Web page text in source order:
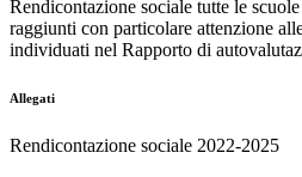
Rendicontazione sociale tutte le
raggiunti con particolare attenzione
individuati nel Rapporto di
Allegati
Rendicontazione sociale 2022-2025